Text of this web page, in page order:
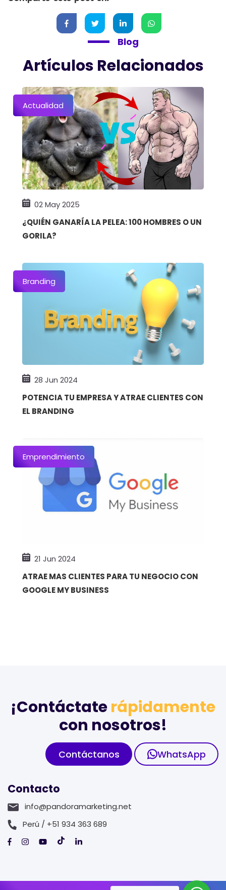
Blog
Artículos Relacionados
Actualidad
02 May 2025
¿QUIÉN GANARÍA LA PELEA: 100 HOMBRES O UN
GORILA?
Branding
28 Jun 2024
POTENCIA TU EMPRESA Y ATRAE CLIENTES CON
EL BRANDING
Emprendimiento
21 Jun 2024
ATRAE MAS CLIENTES PARA TU NEGOCIO CON
GOOGLE MY BUSINESS
Contacto
info@pandoramarketing.net
Perú / +51 934 363 689
¡Contáctaterápidamente
con nosotros!
Contáctanos WhatsApp